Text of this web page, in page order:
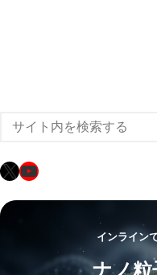
X YouTube
インライン
ナノ粒